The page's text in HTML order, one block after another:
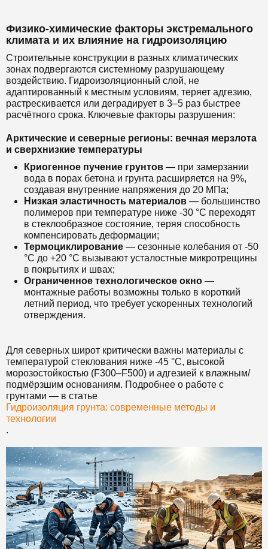
Физико-химические факторы экстремального
климата и их влияние на гидроизоляцию
Строительные конструкции в разных климатических
зонах подвергаются системному разрушающему
воздействию. Гидроизоляционный слой, не
адаптированный к местным условиям, теряет адгезию,
растрескивается или деградирует в 3–5 раз быстрее
расчётного срока. Ключевые факторы разрушения:
Арктические и северные регионы: вечная мерзлота
и сверхнизкие температуры
Криогенное пучение грунтов — при замерзании
вода в порах бетона и грунта расширяется на 9%,
создавая внутренние напряжения до 20 МПа;
Низкая эластичность материалов — большинство
полимеров при температуре ниже -30 °C переходят
в стеклообразное состояние, теряя способность
компенсировать деформации;
Термоциклирование — сезонные колебания от -50
°C до +20 °C вызывают усталостные микротрещины
в покрытиях и швах;
Ограниченное технологическое окно —
монтажные работы возможны только в короткий
летний период, что требует ускоренных технологий
отверждения.
Для северных широт критически важны материалы с
температурой стеклования ниже -45 °C, высокой
морозостойкостью (F300–F500) и адгезией к влажным/
подмёрзшим основаниям. Подробнее о работе с
грунтами — в статье
Гидроизоляция грунта: современные методы и
технологии
.